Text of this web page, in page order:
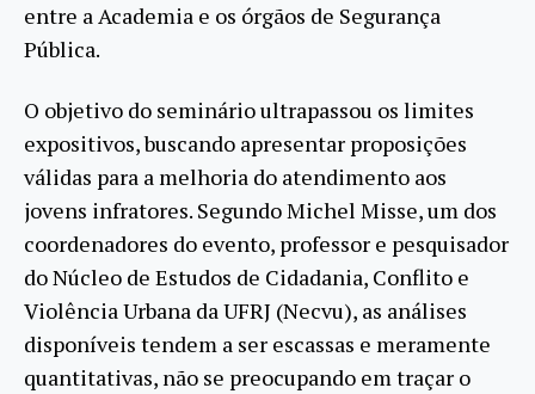
entre a Academia e os órgãos de Segurança
Pública.
O objetivo do seminário ultrapassou os limites
expositivos, buscando apresentar proposições
válidas para a melhoria do atendimento aos
jovens infratores. Segundo Michel Misse, um dos
coordenadores do evento, professor e pesquisador
do Núcleo de Estudos de Cidadania, Conflito e
Violência Urbana da UFRJ (Necvu), as análises
disponíveis tendem a ser escassas e meramente
quantitativas, não se preocupando em traçar o